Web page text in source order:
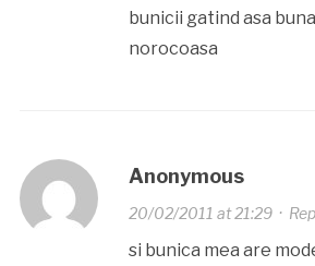
bunicii gatind asa
norocoasa
Anonymous
20/02/2011 at 21:29·
si bunica mea are